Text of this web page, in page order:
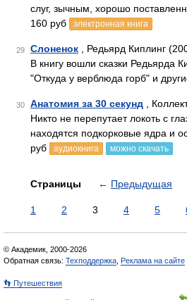
слуг, зычным, хорошо
160 руб
электронная книга
29 Слоненок , Редьярд Киплинг
В книгу вошли сказки Редьярда
"Откуда у верблюда горб" и
30 Анатомия за 30 секунд ,
Никто не перепутает локоть с
находятся подкорковые ядра и
руб
аудиокнига можно скачать
Страницы ← Предыдущая
1 2 3 4 5
© Академик, 2000-2026
Обратная связь: Техподдержка Реклама на сайте
👣 Путешествия